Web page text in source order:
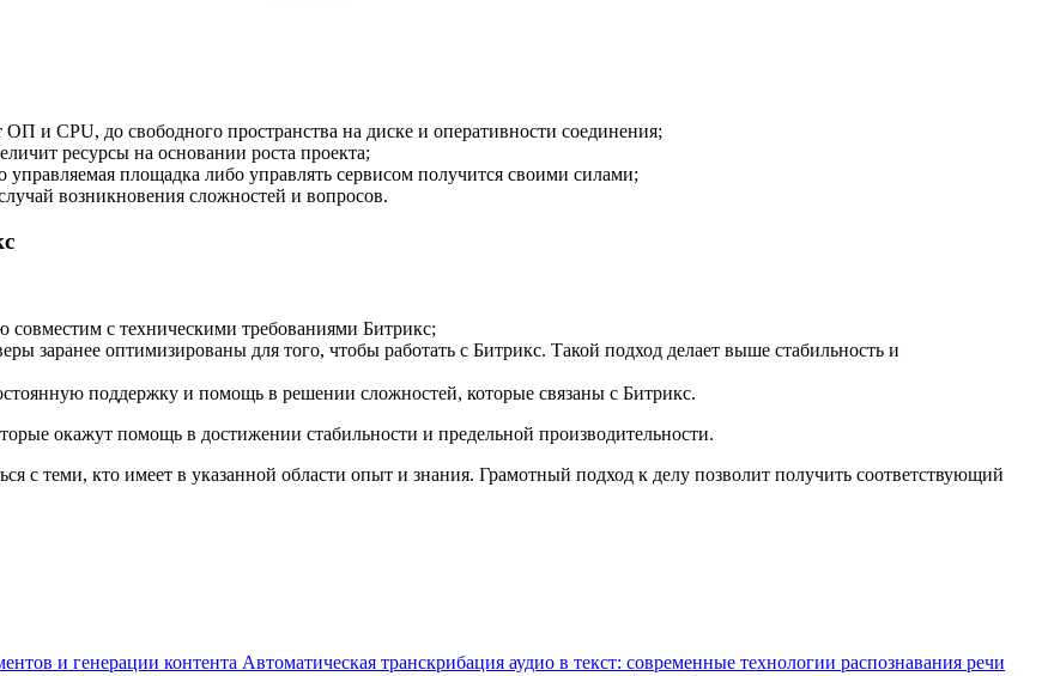
и CPU, до свободного пространства на диске и оперативности соединения;
ресурсы на основании роста проекта;
площадка либо управлять сервисом получится своими силами;
возникновения сложностей и вопросов.
совместим с техническими требованиями Битрикс;
заранее оптимизированы для того, чтобы работать с Битрикс. Такой подход делает выше стабильность и
поддержку и помощь в решении сложностей, которые связаны с Битрикс.
окажут помощь в достижении стабильности и предельной производительности.
с теми, кто имеет в указанной области опыт и знания. Грамотный подход к делу позволит получить соответствующий
и генерации контента Автоматическая транскрибация аудио в текст: современные технологии распознавания речи